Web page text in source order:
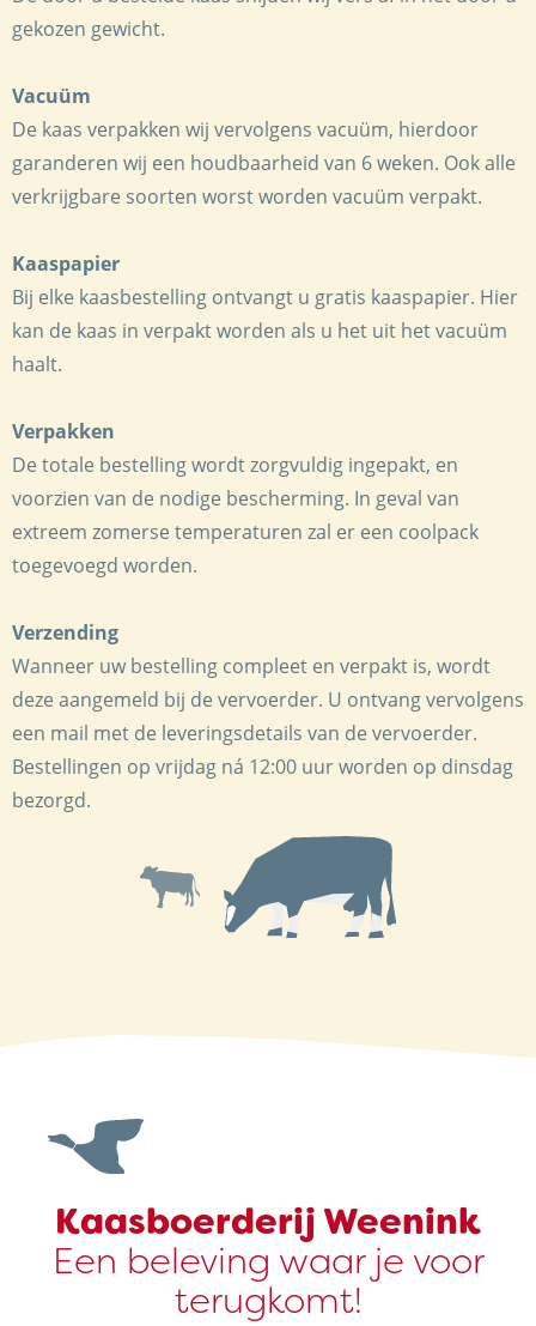
gekozen gewicht.
Vacuüm
De kaas verpakken wij vervolgens vacuüm, hierdoor
garanderen wij een houdbaarheid van 6 weken. Ook alle
verkrijgbare soorten worst worden vacuüm verpakt.
Kaaspapier
Bij elke kaasbestelling ontvangt u gratis kaaspapier. Hier
kan de kaas in verpakt worden als u het uit het vacuüm
haalt.
Verpakken
De totale bestelling wordt zorgvuldig ingepakt, en
voorzien van de nodige bescherming. In geval van
extreem zomerse temperaturen zal er een coolpack
toegevoegd worden.
Verzending
Wanneer uw bestelling compleet en verpakt is, wordt
deze aangemeld bij de vervoerder. U ontvang vervolgens
een mail met de leveringsdetails van de vervoerder.
Bestellingen op vrijdag ná 12:00 uur worden op dinsdag
bezorgd.
Kaasboerderij Weenink
Een beleving waar je voor
terugkomt!